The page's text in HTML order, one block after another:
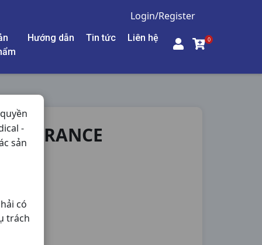
Login/Register
Hướng dẫn Tin tức Liên hệ 0
-
sản
có
trách
FRANCE